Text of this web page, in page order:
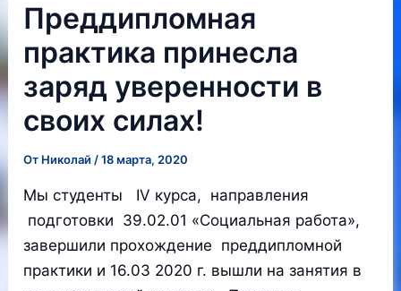
Преддипломная
практика принесла
заряд уверенности в
своих силах!
От Николай /18 марта, 2020
Мы студенты IV курса, направления
подготовки 39.02.01 «Социальная работа»,
завершили прохождение преддипломной
практики и 16.03 2020 г. вышли на занятия в